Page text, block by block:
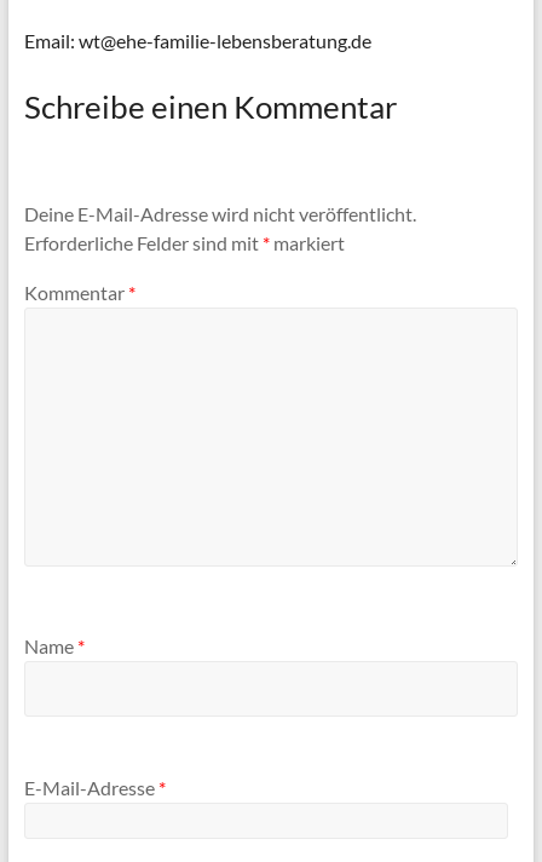
Email: wt@ehe-familie-lebensberatung.de
Schreibe einen Kommentar
Deine E-Mail-Adresse wird nicht veröffentlicht.
Erforderliche Felder sind mit *markiert
Kommentar *
Name *
E-Mail-Adresse *